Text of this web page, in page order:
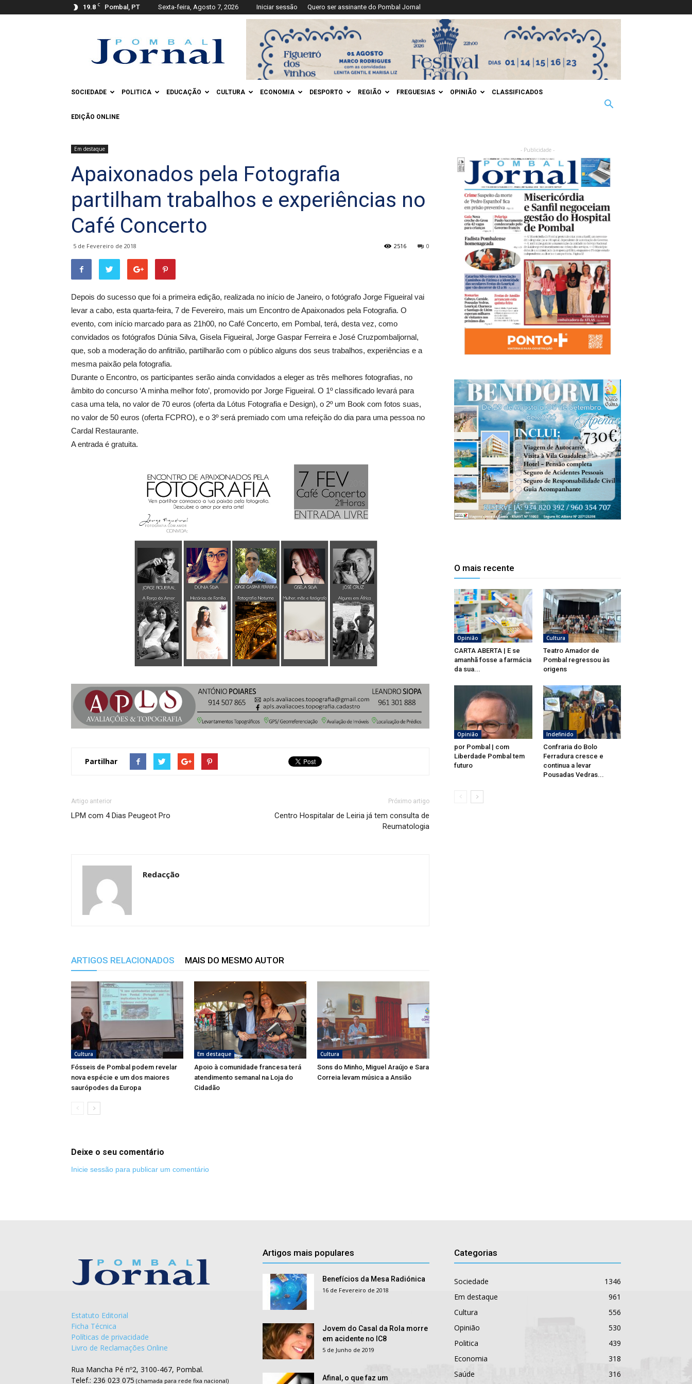
19.8 C Pombal, PT Sexta-feira, Agosto 7, 2026 Iniciar sessão Quero ser assinante do Pombal Jornal
Jornal
SOCIEDADE POLITICA EDUCAÇÃO CULTURA ECONOMIA DESPORTO REGIÃO FREGUESIAS OPINIÃO CLASSIFICADOS
EDIÇÃO ONLINE
Em destaque
Apaixonados pela Fotografia
partilham trabalhos e experiências no
Café Concerto
5 de Fevereiro de 2018 0
2516
Depois do sucesso que foi a primeira edição, realizada no início de Janeiro, o fotógrafo Jorge Figueiral vai
levar a cabo, esta quarta-feira, 7 de Fevereiro, mais um Encontro de Apaixonados pela Fotografia. O
evento, com início marcado para as 21h00, no Café Concerto, em Pombal, terá, desta vez, como
convidados os fotógrafos Dúnia Silva, Gisela Figueiral, Jorge Gaspar Ferreira e José Cruzpombaljornal,
que, sob a moderação do anfitrião, partilharão com o público alguns dos seus trabalhos, experiências e a
mesma paixão pela fotografia.
Durante o Encontro, os participantes serão ainda convidados a eleger as três melhores fotografias, no
âmbito do concurso ‘A minha melhor foto’, promovido por Jorge Figueiral. O 1º classificado levará para
casa uma tela, no valor de 70 euros (oferta da Lótus Fotografia e Design), o 2º um Book com fotos suas,
no valor de 50 euros (oferta FCPRO), e o 3º será premiado com uma refeição do dia para uma pessoa no
Cardal Restaurante.
A entrada é gratuita.
Partilhar
Artigo anterior
LPM com 4 Dias Peugeot Pro
Próximo artigo
Centro Hospitalar de Leiria já tem consulta de
Reumatologia
Redacção
ARTIGOS RELACIONADOS MAIS DO MESMO AUTOR
Cultura
Fósseis de Pombal podem revelar
nova espécie e um dos maiores
saurópodes da Europa
Em destaque
Apoio à comunidade francesa terá
atendimento semanal na Loja do
Cidadão
Cultura
Sons do Minho, Miguel Araújo e Sara
Correia levam música a Ansião
Deixe o seu comentário
Inicie sessão para publicar um comentário
- Publicidade -
O mais recente
Opinião
CARTA ABERTA | E se
amanhã fosse a farmácia
da sua...
Cultura
Teatro Amador de
Pombal regressou às
origens
Opinião
por Pombal | com
Liberdade Pombal tem
futuro
Indefinido
Confraria do Bolo
Ferradura cresce e
continua a levar
Pousadas Vedras...
Estatuto Editorial
Ficha Técnica
Políticas de privacidade
Livro de Reclamações Online
Rua Mancha Pé nº2, 3100-467, Pombal.
Telef.: 236 023 075 (chamada para rede fixa nacional)
Artigos mais populares
Benefícios da Mesa Radiónica
16 de Fevereiro de 2018
Jovem do Casal da Rola morre
em acidente no IC8
5 de Junho de 2019
Afinal, o que faz um
Categorias
Sociedade
1346
Em destaque
961
Cultura
556
Opinião
530
Politica
439
Economia
318
Saúde
316